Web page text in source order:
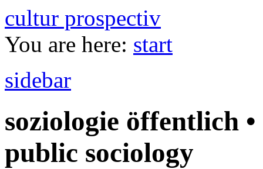
cultur prospectiv
You are here: start
sidebar
soziologie öffentlich
public sociology